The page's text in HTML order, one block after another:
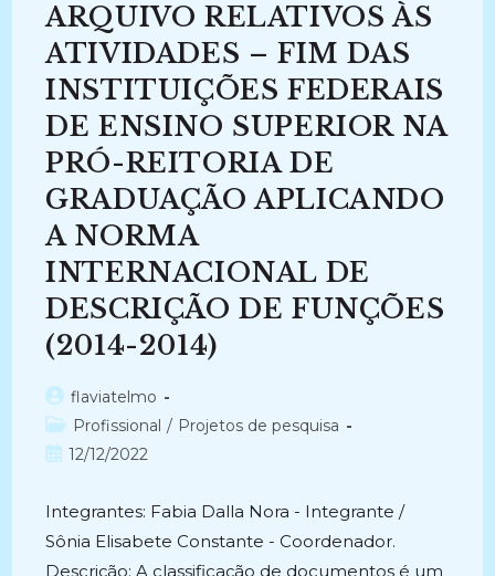
DO
FAZENDA
DO
AMAZONAS
(2006-
2007)
ARQUIVO RELATIVOS ÀS
ATIVIDADES – FIM DAS
INSTITUIÇÕES FEDERAIS
DE ENSINO SUPERIOR NA
PRÓ-REITORIA DE
GRADUAÇÃO APLICANDO
A NORMA
INTERNACIONAL DE
DESCRIÇÃO DE FUNÇÕES
(2014-2014)
Autor
do
post:
flaviatelmo
Categoria
do
Profissional / Projetos de pesquisa
Post12/12/2022
Integrantes: Fabia Dalla Nora - Integrante /
Sônia Elisabete Constante - Coordenador.
Descrição: A classificação de documentos é um